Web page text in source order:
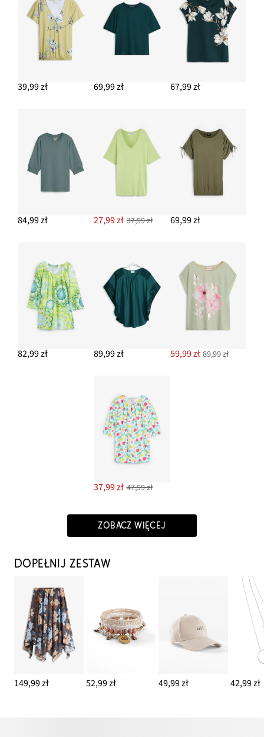
39,99 zł 69,99 zł 67,99 zł
84,99 zł 27,99 zł 37,99 zł 69,99 zł
82,99 zł 89,99 zł 59,99 zł 89,99 zł
37,99 zł 47,99 zł
ZOBACZ WIĘCEJ
DOPEŁNIJ ZESTAW
149,99 zł 52,99 zł 49,99 zł 42,99 zł